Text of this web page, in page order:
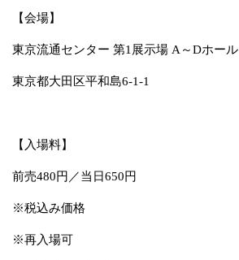
【会場】
東京流通センター 第1展示場 A～Dホール
東京都大田区平和島6-1-1
【入場料】
前売480円／当日650円
※税込み価格
※再入場可